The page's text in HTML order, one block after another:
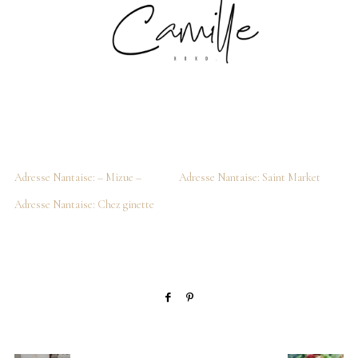
Adresse Nantaise: – Mizue –
Adresse Nantaise: Saint Market
Adresse Nantaise: Chez ginette